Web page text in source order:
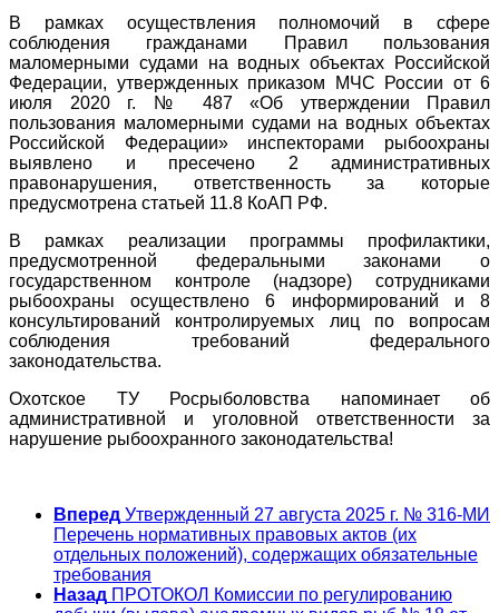
В рамках осуществления полномочий в сфере
соблюдения гражданами Правил пользования
маломерными судами на водных объектах Российской
Федерации, утвержденных приказом МЧС России от 6
июля 2020 г. № 487 «Об утверждении Правил
пользования маломерными судами на водных объектах
Российской Федерации» инспекторами рыбоохраны
выявлено и пресечено 2 административных
правонарушения, ответственность за которые
предусмотрена статьей 11.8 КоАП РФ.
В рамках реализации программы профилактики,
предусмотренной федеральными законами о
государственном контроле (надзоре) сотрудниками
рыбоохраны осуществлено 6 информирований и 8
консультирований контролируемых лиц по вопросам
соблюдения требований федерального
законодательства.
Охотское ТУ Росрыболовства напоминает об
административной и уголовной ответственности за
нарушение рыбоохранного законодательства!
Вперед Утвержденный 27 августа 2025 г. № 316-МИ
Перечень нормативных правовых актов (их
отдельных положений), содержащих обязательные
требования
Назад ПРОТОКОЛ Комиссии по регулированию